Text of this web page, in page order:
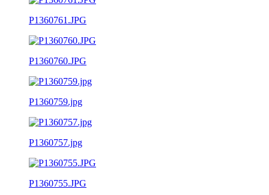
P1360761.JPG
P1360760.JPG
P1360759.jpg
P1360757.jpg
P1360755.JPG